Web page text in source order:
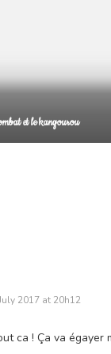
et le kangourou
2017 at 20h12
ca ! Ça va égayer